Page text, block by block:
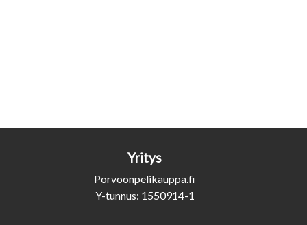
Yritys
Porvoonpelikauppa.fi
Y-tunnus: 1550914-1